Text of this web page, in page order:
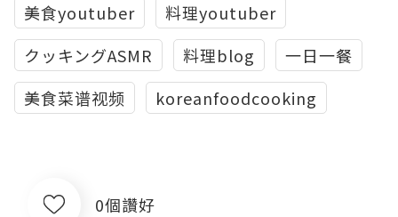
美食youtuber
料理youtuber
クッキングASMR
料理blog
一日一餐
美食菜谱视频
koreanfoodcooking
0個讚好